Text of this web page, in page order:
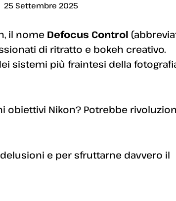
25 Settembre 2025
il nome Defocus Control
di ritratto e bokeh creativo.
sistemi più fraintesi della
obiettivi Nikon? Potrebbe
e per sfruttarne davvero il